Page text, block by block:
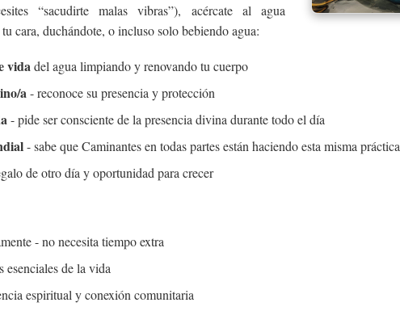
“sacudirte malas vibras”), acércate al agua
cara, duchándote, o incluso solo bebiendo agua:
vidadel agua limpiando y renovando tu cuerpo
a- reconoce su presencia y protección
- pide ser consciente de la presencia divina durante todo el día
- sabe que Caminantes en todas partes están haciendo esta misma práctica
de otro día y oportunidad para crecer
- no necesita tiempo extra
esenciales de la vida
espiritual y conexión comunitaria